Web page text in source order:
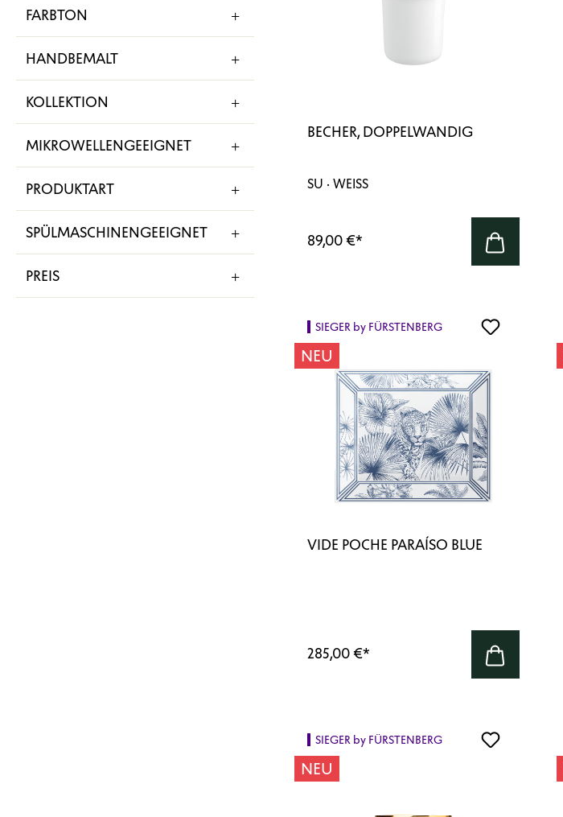
FARBTON
HANDBEMALT
KOLLEKTION
MIKROWELLENGEEIGNET
PRODUKTART
SPÜLMASCHINENGEEIGNET
PREIS
BECHER, DOPPELWANDIG
SU · WEISS
89,00 €*
SIEGER by FÜRSTENBERG
NEU
VIDE POCHE PARAÍSO BLUE
285,00 €*
SIEGER by FÜRSTENBERG
NEU